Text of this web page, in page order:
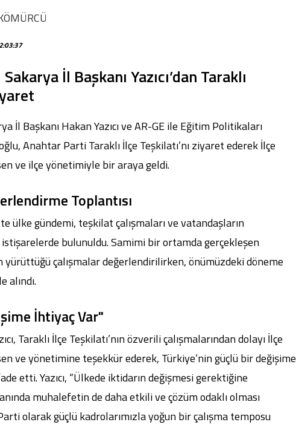
İl Başkanı Yazıcı’dan Taraklı
İl Başkanı Hakan Yazıcı ve AR-GE ile Eğitim Politikaları
Anahtar Parti Taraklı İlçe Teşkilatı’nı ziyaret ederek İlçe
ve ilçe yönetimiyle bir araya geldi.
Toplantısı
ülke gündemi, teşkilat çalışmaları ve vatandaşların
bulunuldu. Samimi bir ortamda gerçekleşen
yürüttüğü çalışmalar değerlendirilirken, önümüzdeki döneme
alındı.
İhtiyaç Var"
Taraklı İlçe Teşkilatı’nın özverili çalışmalarından dolayı İlçe
ve yönetimine teşekkür ederek, Türkiye’nin güçlü bir değişime
etti. Yazıcı, “Ülkede iktidarın değişmesi gerektiğine
muhalefetin de daha etkili ve çözüm odaklı olması
olarak güçlü kadrolarımızla yoğun bir çalışma temposu